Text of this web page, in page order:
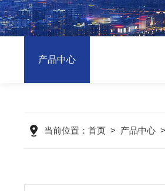
产品中心
当前位置： 首页> 产品中心